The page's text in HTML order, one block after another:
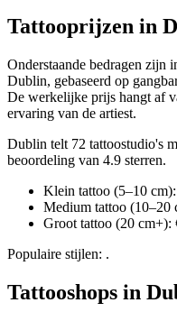
Tattooprijzen in
Onderstaande bedragen zijn
Dublin, gebaseerd op
De werkelijke prijs hangt af
ervaring van de artiest.
Dublin telt 72 tattoostudio's
beoordeling van 4.9 sterren.
Klein tattoo (5–10
Medium tattoo (10–20
Groot tattoo (20 cm+):
Populaire stijlen: .
Tattooshops in